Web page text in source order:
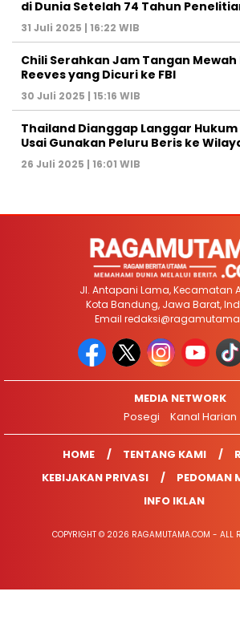
di Dunia Setelah 74 Tahun
31 Juli 2025 | 16:22 WIB
Chili Serahkan Jam Tangan Mewah
Reeves yang Dicuri ke FBI
30 Juli 2025 | 15:16 WIB
Thailand Dianggap Langgar
Usai Gunakan Peluru Beris ke
26 Juli 2025 | 16:01 WIB
Jl. Antapani Lama, Kecamatan
Kota Bandung, Jawa Barat,
Email
MEDIA NETWORK
Posegi
Kanal Harian
HOME TENTANG KAMI
KEBIJAKAN PRIVASI
PEDOMAN
INFO IKLAN
COPYRIGHT © 2026 RAGAMUTAMA.COM - ALL